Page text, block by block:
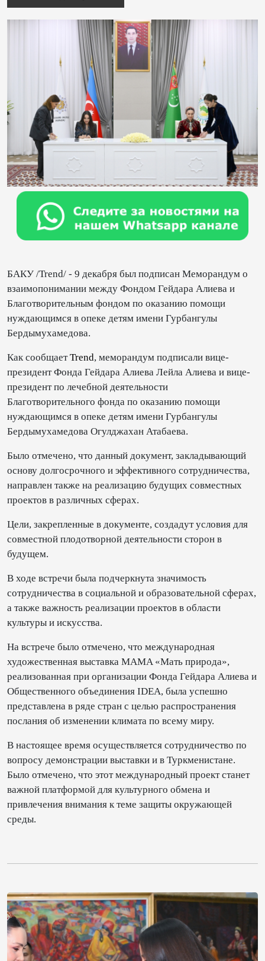
БАКУ /Trend/ - 9 декабря был подписан Меморандум о
взаимопонимании между Фондом Гейдара Алиева и
Благотворительным фондом по оказанию помощи
нуждающимся в опеке детям имени Гурбангулы
Бердымухамедова.
Как сообщаетTrend, меморандум подписали вице-
президент Фонда Гейдара Алиева Лейла Алиева и вице-
президент по лечебной деятельности
Благотворительного фонда по оказанию помощи
нуждающимся в опеке детям имени Гурбангулы
Бердымухамедова Огулджахан Атабаева.
Было отмечено, что данный документ, закладывающий
основу долгосрочного и эффективного сотрудничества,
направлен также на реализацию будущих совместных
проектов в различных сферах.
Цели, закрепленные в документе, создадут условия для
совместной плодотворной деятельности сторон в
будущем.
В ходе встречи была подчеркнута значимость
сотрудничества в социальной и образовательной сферах,
а также важность реализации проектов в области
культуры и искусства.
На встрече было отмечено, что международная
художественная выставка MAMA «Мать природа»,
реализованная при организации Фонда Гейдара Алиева и
Общественного объединения IDEA, была успешно
представлена в ряде стран с целью распространения
послания об изменении климата по всему миру.
В настоящее время осуществляется сотрудничество по
вопросу демонстрации выставки и в Туркменистане.
Было отмечено, что этот международный проект станет
важной платформой для культурного обмена и
привлечения внимания к теме защиты окружающей
среды.